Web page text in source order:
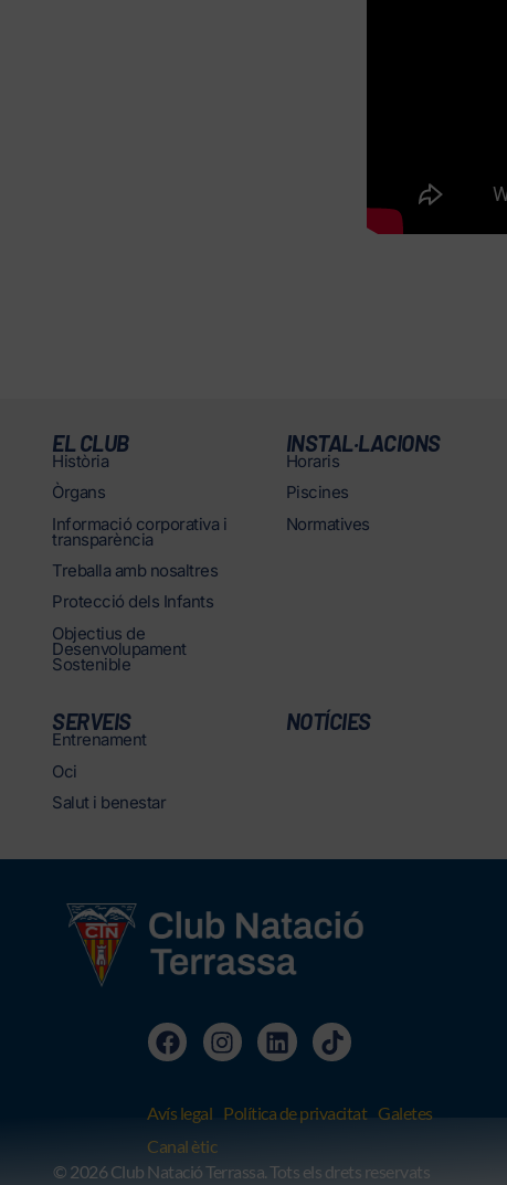
EL CLUB
Història
Òrgans
Informació corporativa i
transparència
Treballa amb nosaltres
Protecció dels Infants
Objectius de
Desenvolupament
Sostenible
INSTAL·LACIONS
Horaris
Piscines
Normatives
SERVEIS
Entrenament
Oci
Salut i benestar
NOTÍCIES
Avís legal Política de privacitat Galetes
Canal ètic
© 2026 Club Natació Terrassa. Tots els drets reservats